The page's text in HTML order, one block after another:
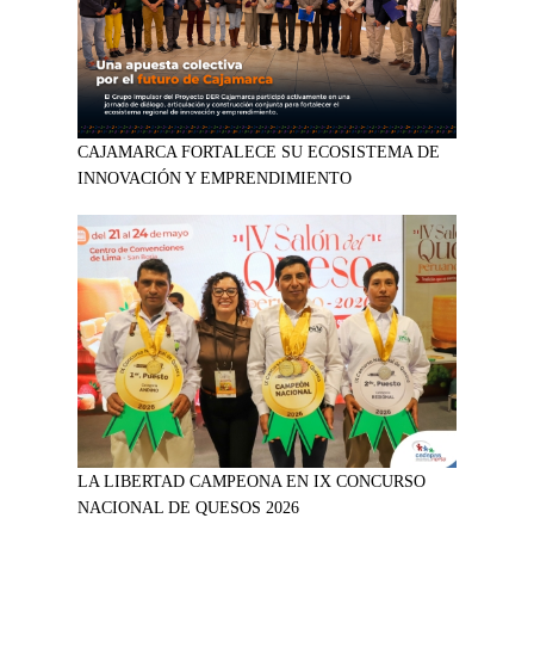
CAJAMARCA FORTALECE SU ECOSISTEMA DE
INNOVACIÓN Y EMPRENDIMIENTO
LA LIBERTAD CAMPEONA EN IX CONCURSO
NACIONAL DE QUESOS 2026